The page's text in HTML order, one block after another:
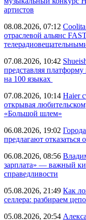
артистов
08.08.2026, 07:12
отраслевой альянс
07.08.2026, 10:42
представляя
на 100 языках
07.08.2026, 10:14 Haier
открывая
«Большой шлем»
06.08.2026, 19:02
предлагают отказаться
06.08.2026, 08:56
зарплата» — важный
справедливости
05.08.2026, 21:49 Как
селлера: разбираем
05.08.2026, 20:54